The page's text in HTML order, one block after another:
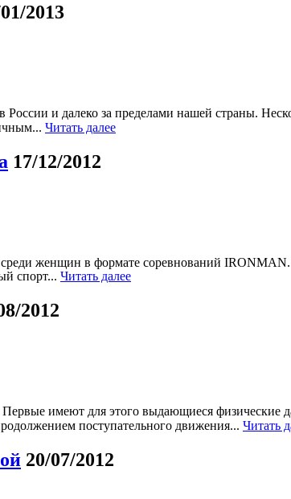
2013
и далеко за пределами нашей страны.
Читать далее
17/12/2012
женщин в формате соревнований
спорт... Читать далее
2012
имеют для этого выдающиеся физические
поступательного движения... Читать
20/07/2012